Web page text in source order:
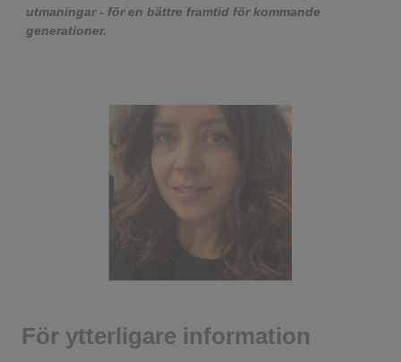
utmaningar - för en bättre framtid för kommande
generationer.
För ytterligare information